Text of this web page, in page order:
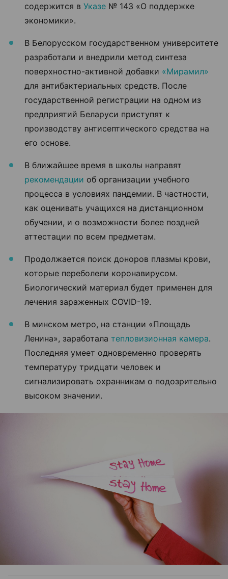
содержится в Указе № 143 «О поддержке
экономики».
В Белорусском государственном университете
разработали и внедрили метод синтеза
поверхностно-активной добавки «Мирамил»
для антибактериальных средств. После
государственной регистрации на одном из
предприятий Беларуси приступят к
производству антисептического средства на
его основе.
В ближайшее время в школы направят
рекомендации об организации учебного
процесса в условиях пандемии. В частности,
как оценивать учащихся на дистанционном
обучении, и о возможности более поздней
аттестации по всем предметам.
Продолжается поиск доноров плазмы крови,
которые переболели коронавирусом.
Биологический материал будет применен для
лечения зараженных COVID-19.
В минском метро, на станции «Площадь
Ленина», заработала тепловизионная камера.
Последняя умеет одновременно проверять
температуру тридцати человек и
сигнализировать охранникам о подозрительно
высоком значении.